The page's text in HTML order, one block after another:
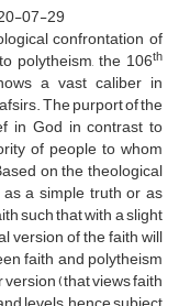
07-29
confrontation of
polytheism, the 106th
a vast caliber in
The purport of the
in God in contrast to
of people to whom
on the theological
a simple truth or as
such that with a slight
version of the faith will
faith and polytheism
(that views faith